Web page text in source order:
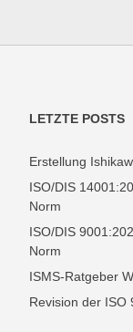
LETZTE POSTS
Erstellung
ISO/DIS
Norm
ISO/DIS
Norm
ISMS-Ratgeber
Revision der ISO